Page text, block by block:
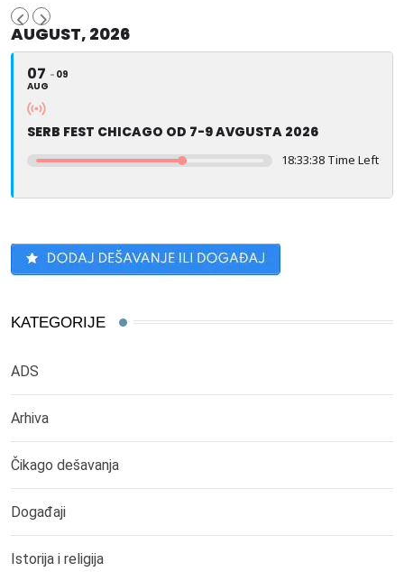
AUGUST, 2026
07
AUG
09
SERB FEST CHICAGO OD 7-9 AVGUSTA 2026
18:33:38 Time Left
KATEGORIJE
ADS
Arhiva
Čikago dešavanja
Događaji
Istorija i religija